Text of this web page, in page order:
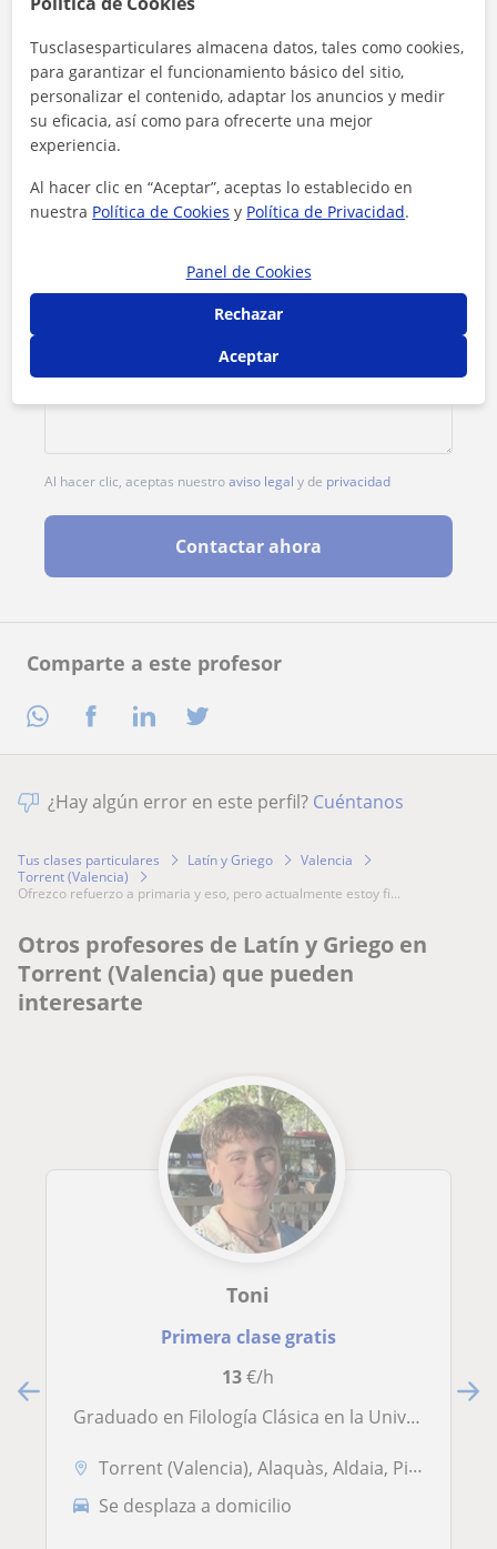
Comparte a este profesor
Tarifa 8€/h
1ª clase gratis
Al hacer clic, aceptas nuestroaviso legal y de privacidad
Contactar ahora
¿Hay algún error en este perfil? Cuéntanos
Tus clases particulares Latín y Griego
Valencia
Torrent (Valencia)
ofrezco refuerzo a primaria y eso, pero actualmente estoy fi...
Otros profesores de Latín y Griego en
Torrent (Valencia) que pueden
interesarte
Toni
Primera clase gratis
13€/h
Graduado en Filología Clásica en la Universitat de València oferta clases particulares de Latín y Griego
Torrent (Valencia), Alaquàs, Aldaia, Picanya, Valencia Capital, Xirive...
Se desplaza a domicilio
Tusclasesparticulares almacena datos, tales como cookies,
para garantizar el funcionamiento básico del sitio,
personalizar el contenido, adaptar los anuncios y medir
su eficacia, así como para ofrecerte una mejor
experiencia.
Al hacer clic en “Aceptar”, aceptas lo establecido en
nuestra Política de Cookies y Política de Privacidad.
Panel de Cookies
Rechazar
Aceptar